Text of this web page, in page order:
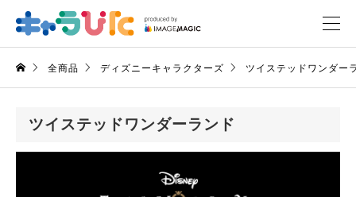
全商品 ディズニーキャラクターズ ツイステッドワンダー
ツイステッドワンダーランド